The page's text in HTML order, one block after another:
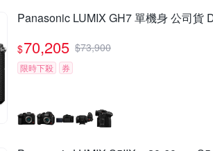
Panasonic LUMIX GH7 單機身 公司貨
$70,205 $73,900
限時下殺 券